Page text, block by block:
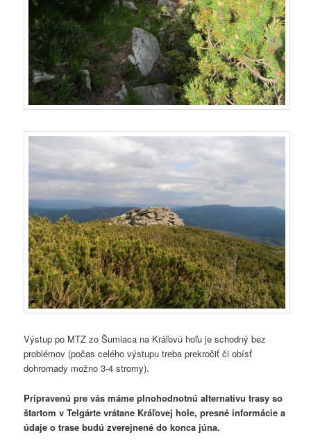
Výstup po MTZ zo Šumiaca na Kráľovú hoľu je schodný bez
problémov (počas celého výstupu treba prekročiť či obísť
dohromady možno 3-4 stromy).
Pripravenú pre vás máme plnohodnotnú alternatívu trasy so
štartom v Telgárte vrátane Kráľovej hole, presné informácie a
údaje o trase budú zverejnené do konca júna.